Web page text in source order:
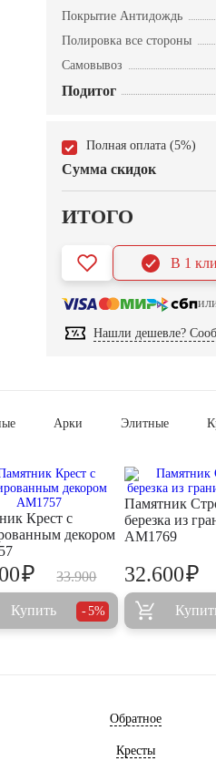
Покрытие Антидождь
Полировка все стороны
Самовывоз
Подитог
Полная оплата (5%)
Сумма скидок
ИТОГО
В 1
Нашли дешевле?
Арки Элитные
Крест с
декором
33.900
₽
Купить 5%
Памятник
березка из
AM1769
32.600₽
Обратное
Кресты